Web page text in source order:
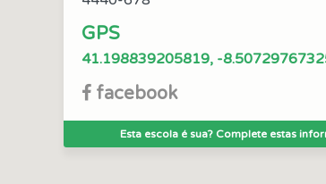
Saiba no seu perfil se já está preparado
Consulte a biblioteca para tirar
Testemunhos Veja os testemunhos dos nossos
GPS
41.198839205819, -
facebook
Esta escola é sua? Complete estas